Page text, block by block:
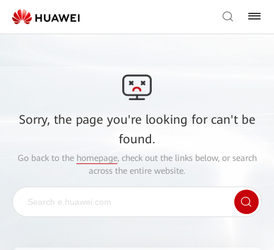
Sorry, the page you're looking for can't be
found.
Go back to the homepage, check out the links below, or search
across the entire website.